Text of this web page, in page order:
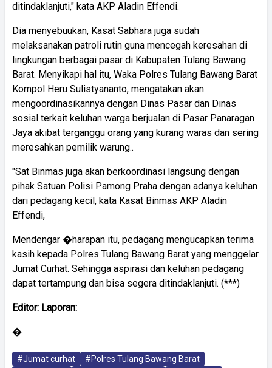
ditindaklanjuti," kata AKP Aladin Effendi.
Dia menyebuukan, Kasat Sabhara juga sudah
melaksanakan patroli rutin guna mencegah keresahan di
lingkungan berbagai pasar di Kabupaten Tulang Bawang
Barat. Menyikapi hal itu, Waka Polres Tulang Bawang Barat
Kompol Heru Sulistyananto, mengatakan akan
mengoordinasikannya dengan Dinas Pasar dan Dinas
sosial terkait keluhan warga berjualan di Pasar Panaragan
Jaya akibat terganggu orang yang kurang waras dan sering
meresahkan pemilik warung..
"Sat Binmas juga akan berkoordinasi langsung dengan
pihak Satuan Polisi Pamong Praha dengan adanya keluhan
dari pedagang kecil, kata Kasat Binmas AKP Aladin
Effendi,
Mendengar �harapan itu, pedagang mengucapkan terima
kasih kepada Polres Tulang Bawang Barat yang menggelar
Jumat Curhat. Sehingga aspirasi dan keluhan pedagang
dapat tertampung dan bisa segera ditindaklanjuti. (***)
Editor: Laporan:
�
#Jumat curhat
#Polres Tulang Bawang Barat